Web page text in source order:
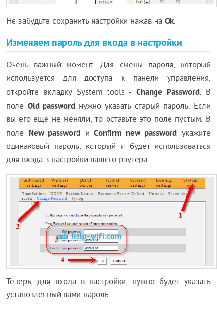
Не забудьте сохранить настройки нажав наOk.
Изменяем пароль для входа в настройки
Очень важный момент. Для смены пароля, который
используется для доступа к панели управления,
откройте вкладку System tools -Change Password. В
поле Old password нужно указать старый пароль. Если
вы его еще не меняли, то оставьте это поле пустым. В
поле New password иConfirm new password укажите
одинаковый пароль, который и будет использоваться
для входа в настройки вашего роутера.
Теперь, для входа в настройки, нужно будет указать
установленный вами пароль.